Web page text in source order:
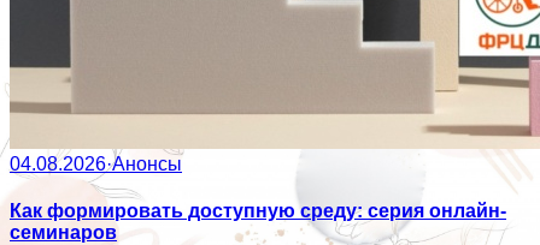
04.08.2026·Анонсы
Как формировать доступную среду: серия онлайн-
семинаров